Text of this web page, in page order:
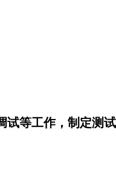
等工作，制定测